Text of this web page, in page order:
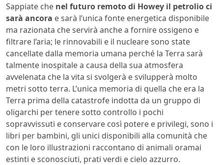
Sappiate che nel futuro remoto di Howey il petrolio ci
sarà ancora e sarà l’unica fonte energetica disponibile
ma razionata che servirà anche a fornire ossigeno e
filtrare l’aria; le rinnovabili e il nucleare sono state
cancellate dalla memoria umana perché la Terra sarà
talmente inospitale a causa della sua atmosfera
avvelenata che la vita si svolgerà e svilupperà molto
metri sotto terra. L’unica memoria di quella che era la
Terra prima della catastrofe indotta da un gruppo di
oligarchi per tenere sotto controllo i pochi
sopravvissuti e conservare così potere e privilegi, sono i
libri per bambini, gli unici disponibili alla comunità che
con le loro illustrazioni raccontano di animali oramai
estinti e sconosciuti, prati verdi e cielo azzurro.